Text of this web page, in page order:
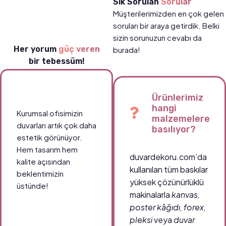
Her yorum güç veren
bir tebessüm!
Kurumsal ofisimizin
duvarları artık çok daha
estetik görünüyor.
Hem tasarım hem
kalite açısından
beklentimizin
üstünde!
Müşterilerimizden en çok gelen
soruları bir araya getirdik. Belki
sizin sorunuzun cevabı da
burada!
Ürünlerimiz
hangi
malzemelere
basılıyor?
duvardekoru.com’da
kullanılan tüm baskılar
yüksek çözünürlüklü
makinalarlakanvas,
poster kâğıdı, forex,
pleksiveya duvar